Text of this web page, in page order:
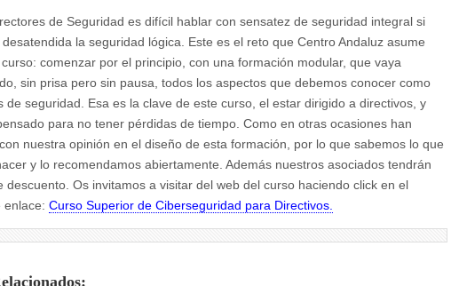
de Seguridad es difícil hablar con sensatez de seguridad integral si
la seguridad lógica. Este es el reto que Centro Andaluz asume
comenzar por el principio, con una formación modular, que vaya
sin prisa pero sin pausa, todos los aspectos que debemos conocer como
de seguridad. Esa es la clave de este curso, el estar dirigido a directivos, y
para no tener pérdidas de tiempo. Como en otras ocasiones han
nuestra opinión en el diseño de esta formación, por lo que sabemos lo que
y lo recomendamos abiertamente. Además nuestros asociados tendrán
descuento. Os invitamos a visitar del web del curso haciendo click en el
enlace: Curso Superior de Ciberseguridad para Directivos.